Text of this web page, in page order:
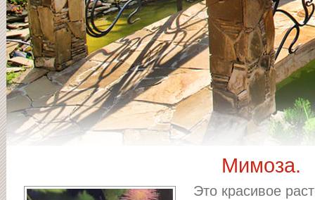
Мимоза.
Это красивое